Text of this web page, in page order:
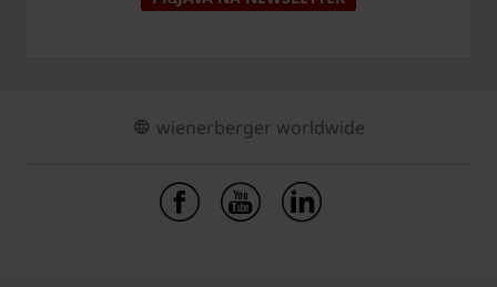
wienerberger worldwide